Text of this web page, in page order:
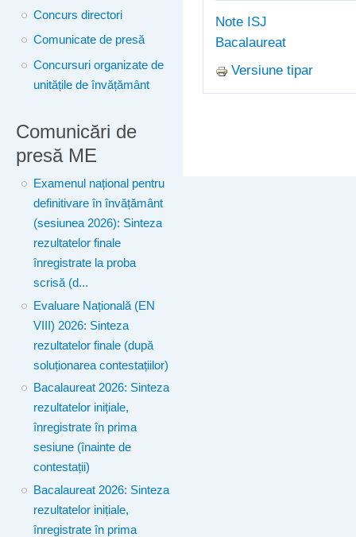
Concurs directori
Comunicate de presă
Concursuri organizate de
unitățile de învățământ
Comunicări de
presă ME
Examenul național pentru
definitivare în învățământ
(sesiunea 2026): Sinteza
rezultatelor finale
înregistrate la proba
scrisă (d...
Evaluare Națională (EN
VIII) 2026: Sinteza
rezultatelor finale (după
soluționarea contestațiilor)
Bacalaureat 2026: Sinteza
rezultatelor inițiale,
înregistrate în prima
sesiune (înainte de
contestații)
Bacalaureat 2026: Sinteza
rezultatelor inițiale,
înregistrate în prima
Note ISJ
Bacalaureat
Versiune tipar